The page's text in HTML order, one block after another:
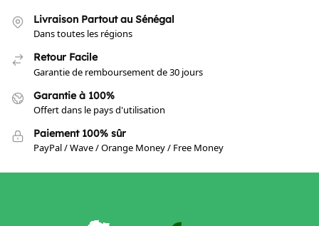
Livraison Partout au Sénégal
Dans toutes les régions
Retour Facile
Garantie de remboursement de 30 jours
Garantie à 100%
Offert dans le pays d'utilisation
Paiement 100% sûr
PayPal / Wave / Orange Money / Free Money